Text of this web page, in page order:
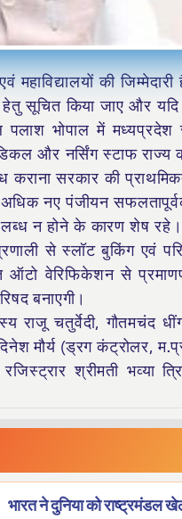
की
सूचित किया जाए और यदि
भोपाल में
और नर्सिंग स्टाफ
कराना सरकार की
अधिक नए पंजीयन
न होने के कारण शेष रहे।
से स्लॉट बुकिंग एवं
ऑटो वेरिफिकेशन से
बनाएगी।
चतुर्वेदी, गौतमचंद
(ड्रग कंट्रोलर,
श्रीमती भव्या
भारत ने दुनिया को राष्ट्रमंडल